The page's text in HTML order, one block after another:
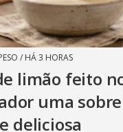
/ HÁ 3 HORAS
limão feito
uma
deliciosa